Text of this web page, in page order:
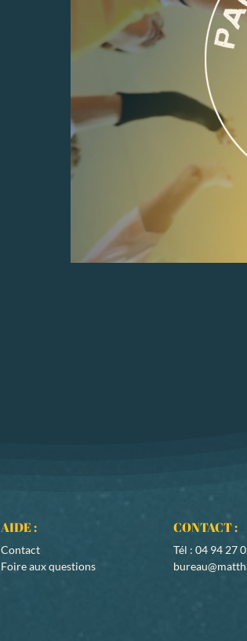
AIDE :
Contact
Foire aux questions
CONTACT :
Tél : 04 94 27